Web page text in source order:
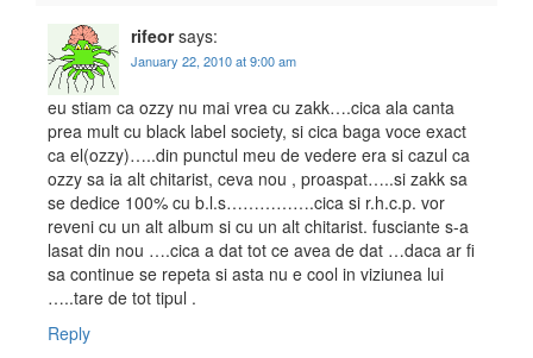
rifeor says:
January 22, 2010 at 9:00 am
eu stiam ca ozzy nu mai vrea cu zakk….cica ala canta
prea mult cu black label society, si cica baga voce exact
ca el(ozzy)…..din punctul meu de vedere era si cazul ca
ozzy sa ia alt chitarist, ceva nou , proaspat…..si zakk sa
se dedice 100% cu b.l.s…………….cica si r.h.c.p. vor
reveni cu un alt album si cu un alt chitarist. fusciante s-a
lasat din nou ….cica a dat tot ce avea de dat …daca ar fi
sa continue se repeta si asta nu e cool in viziunea lui
…..tare de tot tipul .
Reply